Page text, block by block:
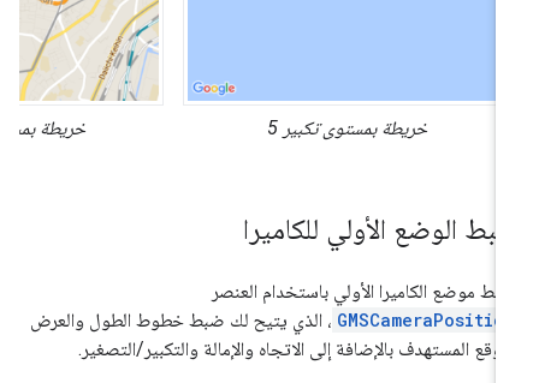
خريطة بمستوى تكبير 5 خريطة بمستوى
الوضع الأولي للكاميرا
موضع الكاميرا الأولي باستخدام العنصر
، الذي يتيح لك ضبط خطوط الطول والعرض
المستهدف بالإضافة إلى الاتجاه والإمالة والتكبير/التصغير.